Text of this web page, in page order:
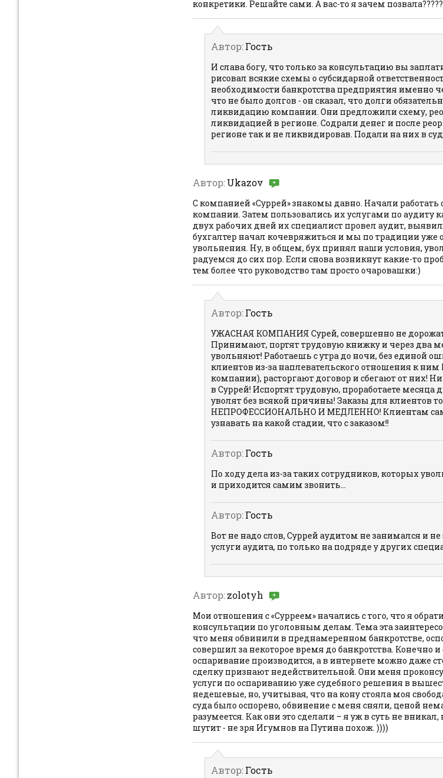
конкретики. Решайте сами. А вас-то я зачем
Автор:Гость
И слава богу, что только за консультацию вы
рисовал всякие схемы о субсидарной
необходимости банкротства предприятия именно
что не было долгов - он сказал, что долги
ликвидацию компании. Они предложили схему,
ликвидацией в регионе. Содрали денег и после
регионе так и не ликвидировав. Подали на них в
Автор:Ukazov
С компанией «Суррей» знакомы давно. Начали работать
компании. Затем пользовались их услугами по аудиту
двух рабочих дней их специалист провел аудит,
бухгалтер начал кочевряжиться и мы по традиции уже
увольнения. Ну, в общем, бух принял наши условия,
радуемся до сих пор. Если снова возникнут какие-то
тем более что руководство там просто очаровашки:)
Автор:Гость
УЖАСНАЯ КОМПАНИЯ Сурей, совершенно не
Принимают, портят трудовую книжку и через два
увольняют! Работаешь с утра до ночи, без единой
клиентов из-за наплевательского отношения к
компании), расторгают договор и сбегают от них!
в Суррей! Испортят трудовую, проработаете месяца
уволят без всякой причины! Заказы для клиентов
НЕПРОФЕССИОНАЛЬНО И МЕДЛЕННО! Клиентам
узнавать на какой стадии, что с заказом!!
Автор:Гость
По ходу дела из-за таких сотрудников, которых
и приходится самим звонить...
Автор:Гость
Вот не надо слов, Суррей аудитом не занимался и
услуги аудита, по только на подряде у других
Автор:zolotyh
Мои отношения с «Сурреем» начались с того, что я
консультации по уголовным делам. Тема эта
что меня обвинили в преднамеренном банкротстве,
совершил за некоторое время до банкротства. Конечно и
оспаривание производится, а в интернете можно даже
сделку признают недействительной. Они меня
услуги по оспариванию уже судебного решения в
недешевые, но, учитывая, что на кону стояла моя
суда было оспорено, обвинение с меня сняли, ценой
разумеется. Как они это сделали – я уж в суть не
шутит - не зря Игумнов на Путина похож. ))))
Автор:Гость